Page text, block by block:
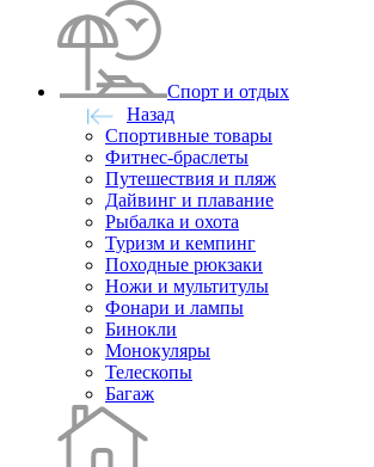
Спорт и отдых
Назад
Спортивные товары
Фитнес-браслеты
Путешествия и пляж
Дайвинг и плавание
Рыбалка и охота
Туризм и кемпинг
Походные рюкзаки
Ножи и мультитулы
Фонари и лампы
Бинокли
Монокуляры
Телескопы
Багаж